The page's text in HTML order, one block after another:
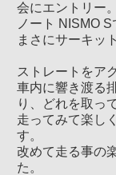
会にエントリー。
ノート NISMO
まさにサーキッ
ストレートをア
車内に響き渡る
り、どれを取っ
走ってみて楽し
す。
改めて走る事の
た。